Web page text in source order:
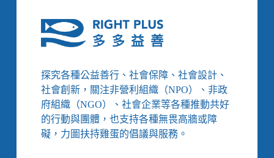
探究各種公益善行、社會保障、社會設計、
社會創新，關注非營利組織（NPO）、非政
府組織（NGO）、社會企業等各種推動共好
的行動與團體，也支持各種無畏高牆或障
礙，力圖扶持雞蛋的倡議與服務。